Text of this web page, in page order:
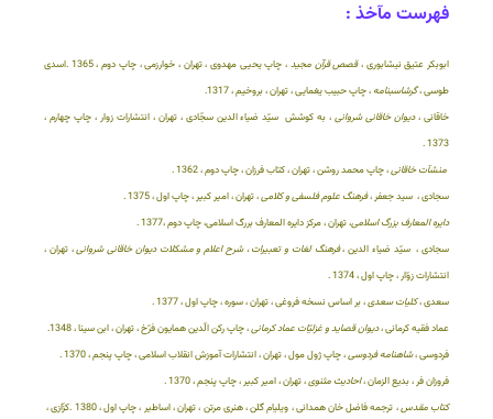
فهرست مآخذ :
ابوبکر عتیق نیشابوری ،قصص قرآن مجید
، چاپ یحیی مهدوی ، تهران ، خوارزمی ، چاپ دوم ، 1365 .اسدی
طوسی ،گرشاسبنامه ، چاپ حبیب یغمایی ، تهران ، بروخیم ، 1317.
خاقانی ،دیوان خاقانی شروانی، به کوشش سیّد ضیاء الدین سجّادی ، تهران ، انتشارات زوار ، چاپ چهارم ،
1373 .
منشآت خاقانی، چاپ محمد روشن ، تهران ، کتاب فرزان ، چاپ دوم ، 1362 .
سجادی ، سید جعفر ،فرهنگ علوم فلسفی و کلامی، تهران ، امیر کبیر ، چاپ اول ، 1375 .
دایره المعارف بزرگ اسلامی، تهران ، مرکز دایره المعارف بررگ اسلامی، چاپ دوم ،1377 .
سجادی ، سیّد ضیاء الدین ،فرهنگ لغات و تعبیرات ، شرح اعلام و مشکلات دیوان خاقانی شروانی، تهران ،
انتشارات زوّار ، چاپ اول ، 1374 .
سعدی ،کلیات سعدی، بر اساس نسخه فروغی ، تهران ، سوره ، چاپ اول ، 1377 .
عماد فقیه کرمانی ،دیوان قصاید و غزلیّات عماد کرمانی، چاپ رکن الّدین همایون فرّخ ، تهران ، ابن سینا ، 1348.
فردوسی ،شاهنامه فردوسی، چاپ ژول مول ، تهران ، انتشارات آموزش انقلاب اسلامی ، چاپ پنجم ، 1370 .
فروزان فر ، بدیع الزمان ،احادیث مثنوی، تهران ، امیر کبیر ، چاپ پنجم ، 1370 .
کتاب مقدس
، ترجمه فاضل خان همدانی ، ویلیام گلن ، هنری مرتن ، تهران ، اساطیر ، چاپ اول ، 1380 .کزّازی ،